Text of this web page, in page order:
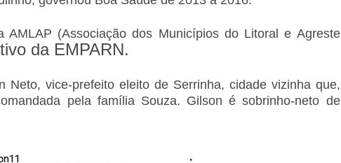
AMLAP (Associação dos Municípios do Litoral e Agreste
da EMPARN.
Neto, vice-prefeito eleito de Serrinha, cidade vizinha que,
pela família Souza. Gilson é sobrinho-neto de